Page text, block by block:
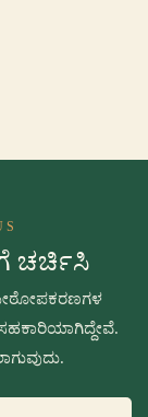
ಚರ್ಚಿಸಿ
ಪೀಠೋಪಕರಣಗಳ